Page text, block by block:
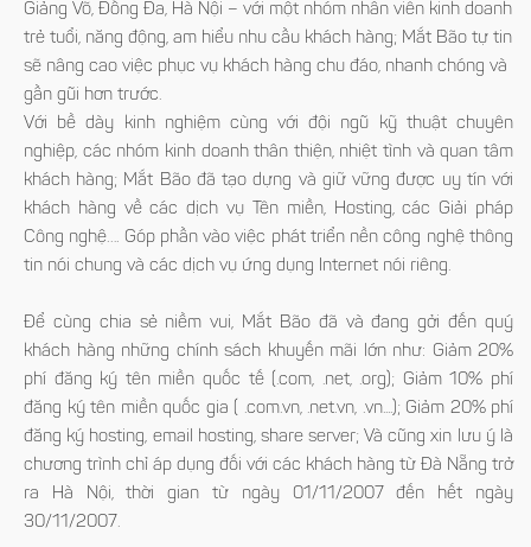
Giảng Võ, Đống Đa, Hà Nội – với một nhóm nhân viên kinh doanh
trẻ tuổi, năng động, am hiểu nhu cầu khách hàng; Mắt Bão tự tin
sẽ nâng cao việc phục vụ khách hàng chu đáo, nhanh chóng và
gần gũi hơn trước.
Với bề dày kinh nghiệm cùng với đội ngũ kỹ thuật chuyên
nghiệp, các nhóm kinh doanh thân thiện, nhiệt tình và quan tâm
khách hàng; Mắt Bão đã tạo dựng và giữ vững được uy tín với
khách hàng về các dịch vụ Tên miền, Hosting, các Giải pháp
Công nghệ…. Góp phần vào việc phát triển nền công nghệ thông
tin nói chung và các dịch vụ ứng dụng Internet nói riêng.
Để cùng chia sẻ niềm vui, Mắt Bão đã và đang gởi đến quý
khách hàng những chính sách khuyến mãi lớn như: Giảm 20%
phí đăng ký tên miền quốc tế (.com, .net, .org); Giảm 10% phí
đăng ký tên miền quốc gia ( .com.vn, .net.vn, .vn....); Giảm 20% phí
đăng ký hosting, email hosting, share server; Và cũng xin lưu ý là
chương trình chỉ áp dụng đối với các khách hàng từ Đà Nẵng trở
ra Hà Nội, thời gian từ ngày 01/11/2007 đến hết ngày
30/11/2007.